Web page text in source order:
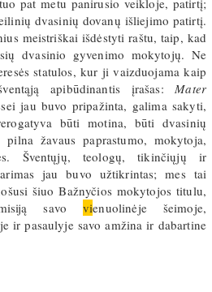
pat metu panirusio veikloje, patirtį;
dvasinių dovanų išliejimo patirtį.
meistriškai išdėstyti raštu, taip, kad
dvasinio gyvenimo mokytojų. Ne
statulos, kur ji vaizduojama kaip
apibūdinantis įrašas:Mater
jau buvo pripažinta, galima sakyti,
būti motina, būti dvasinių
žavaus paprastumo, mokytoja,
Šventųjų, teologų, tikinčiųjų ir
jau buvo užtikrintas; mes tai
šiuo Bažnyčios mokytojos titulu,
savovienuolinėje šeimoje,
ir pasaulyje savo amžina ir dabartine